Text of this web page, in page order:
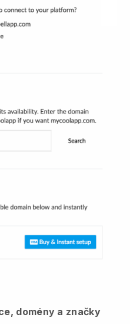
domény a značky